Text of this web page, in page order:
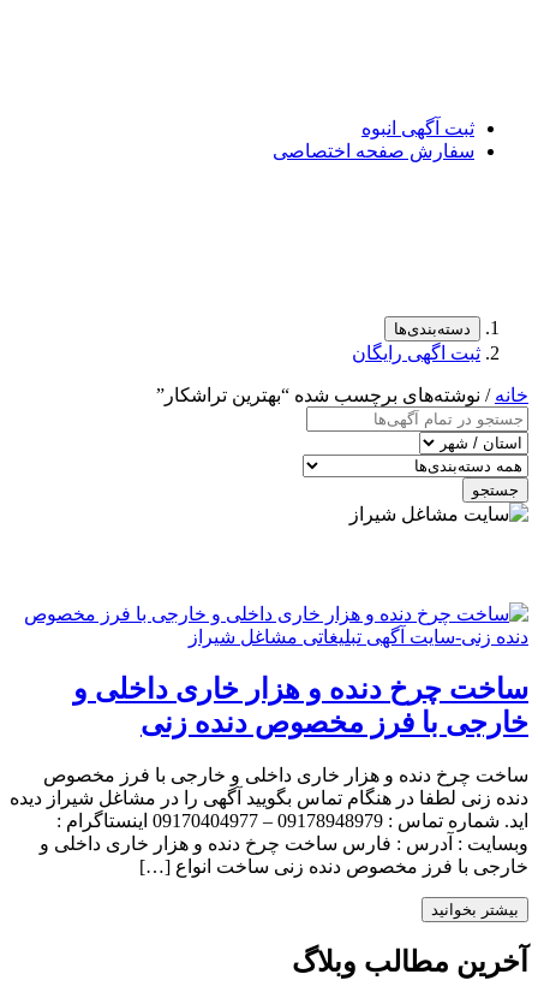
ثبت آگهی انبوه
سفارش صفحه اختصاصی
دسته‌بندی‌ها
ثبت اگهی رایگان
خانه / نوشته‌های برچسب شده “بهترین تراشکار”
جستجو
ساخت چرخ دنده و هزار خاری داخلی و
خارجی با فرز مخصوص دنده زنی
ساخت چرخ دنده و هزار خاری داخلی و خارجی با فرز مخصوص
دنده زنی لطفا در هنگام تماس بگویید آگهی را در مشاغل شیراز دیده
اید. شماره تماس : 09178948979 – 09170404977 اینستاگرام :
وبسایت : آدرس : فارس ساخت چرخ دنده و هزار خاری داخلی و
خارجی با فرز مخصوص دنده زنی ساخت انواع […]
بیشتر بخوانید
آخرین مطالب وبلاگ